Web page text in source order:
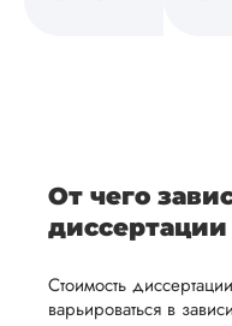
а также
темы.
в
и
проведения
проверки
работы,
установленнаямы
От чего
Стоимость
варьироваться в